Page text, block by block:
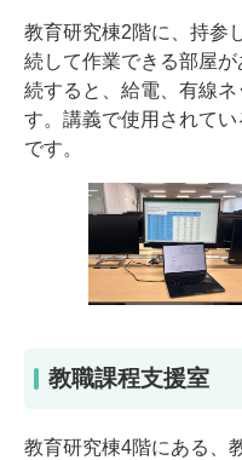
教育研究棟2階に、持参
続して作業できる部屋
続すると、給電、有線
す。講義で使用されて
です。
教職課程支援室
教育研究棟4階にある、